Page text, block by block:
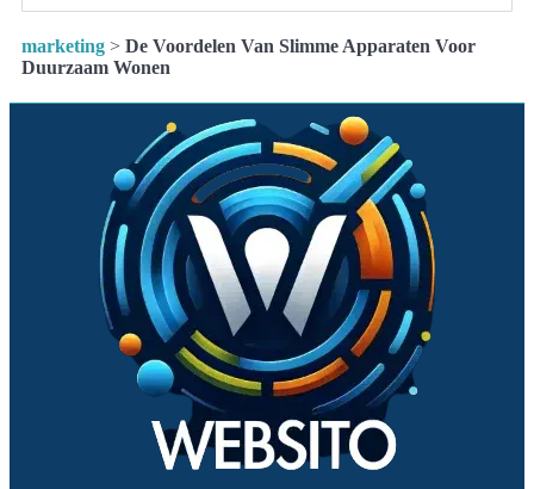
marketing > De Voordelen Van Slimme Apparaten Voor
Duurzaam Wonen